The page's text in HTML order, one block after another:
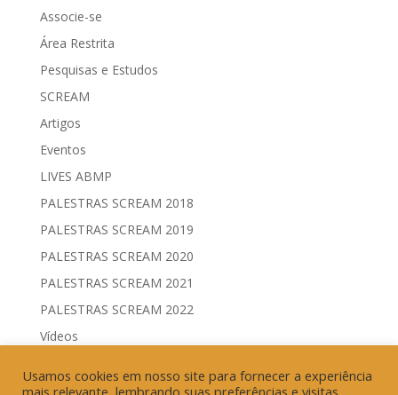
Associe-se
Área Restrita
Pesquisas e Estudos
SCREAM
Artigos
Eventos
LIVES ABMP
PALESTRAS SCREAM 2018
PALESTRAS SCREAM 2019
PALESTRAS SCREAM 2020
PALESTRAS SCREAM 2021
PALESTRAS SCREAM 2022
Vídeos
Geração de Resultados & Eficiência Publicitária
Usamos cookies em nosso site para fornecer a experiência
mais relevante, lembrando suas preferências e visitas